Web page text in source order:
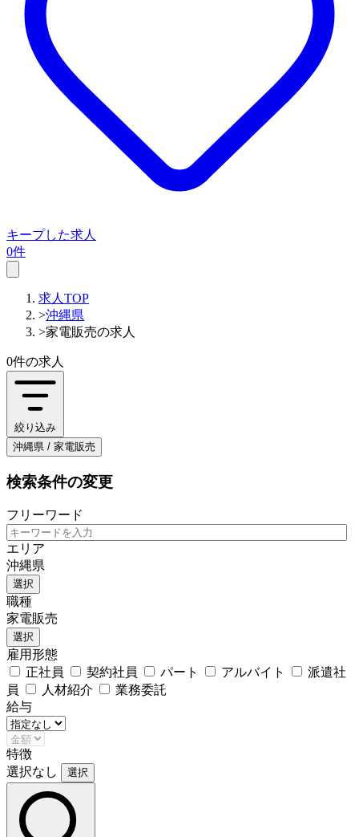
キープした求人
0件
求人TOP
>沖縄県
>家電販売の求人
0件の求人
絞り込み
沖縄県 / 家電販売
検索条件の変更
フリーワード
エリア
沖縄県
選択
職種
家電販売
選択
雇用形態
正社員
契約社員 パート アルバイト
派遣社
員
人材紹介
業務委託
給与
特徴
選択なし
選択